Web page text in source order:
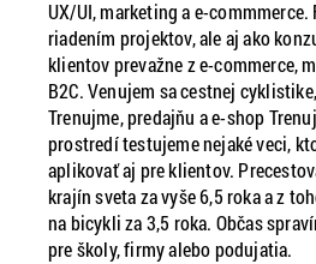
UX/UI, marketing a e-
riadením projektov, ale aj ako
klientov prevažne z e-commerce,
B2C. Venujem sa cestnej
Trenujme, predajňu a e-shop
prostredí testujeme nejaké veci,
aplikovať aj pre klientov.
krajín sveta za vyše 6,5 roka a z
na bicykli za 3,5 roka. Občas
pre školy, firmy alebo podujatia.